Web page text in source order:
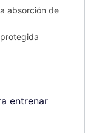
absorción de
entrenar